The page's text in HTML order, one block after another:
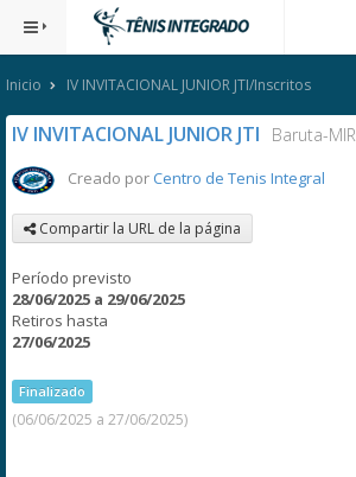
Inicio IV INVITACIONAL JUNIOR JTI/Inscritos
IV INVITACIONAL JUNIOR JTI Baruta-MIR
Creado por Centro de Tenis Integral
Compartir la URL de la página
Período previsto
28/06/2025 a 29/06/2025
Retiros hasta
27/06/2025
Finalizado
(06/06/2025 a 27/06/2025)